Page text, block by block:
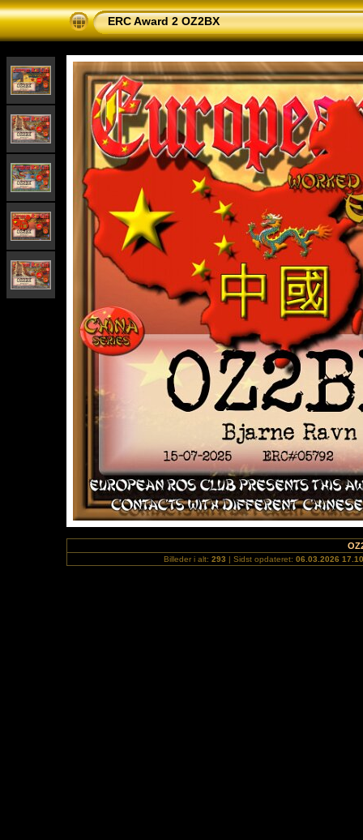
ERC Award 2 OZ2BX
Billeder i alt: 293 | Sidst opdateret: 06.03.2026 17.10